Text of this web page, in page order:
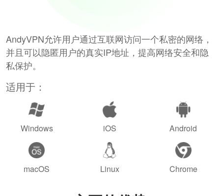
AndyVPN允许用户通过互联网访问一个私密的网络，
并且可以隐匿用户的真实IP地址，提高网络安全和隐
私保护。
适用于：
Windows iOS Android
macOS Linux Chrome